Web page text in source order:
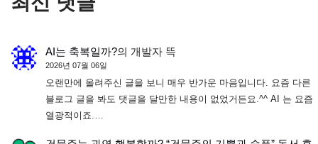
AI는 축복일까?의 개발자 뜩
2026년 07월 06일
오랜만에 올려주신 글을 보니 매우 반가운 마음입니다. 요즘 다른
블로그 글을 봐도 댓글을 달만한 내용이 없었거든요.^^ AI 는 요즘
열광적이죠.…